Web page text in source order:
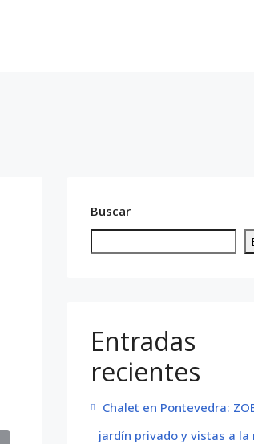
Buscar
Entradas
recientes
Chalet en Pontevedra:
jardín privado y vistas a la